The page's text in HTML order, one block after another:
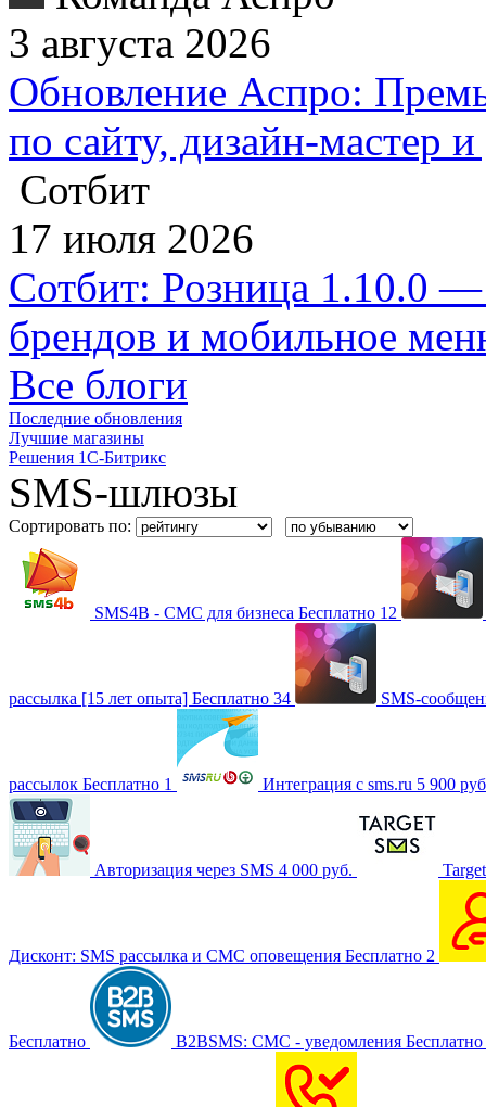
3 августа 2026
Обновление Аспро:
по сайту, дизайн-мастер
Сотбит
17 июля 2026
Сотбит: Розница 1.10.0 —
брендов и мобильное
Все блоги
Последние обновления
Лучшие магазины
Решения 1С-Битрикс
SMS-шлюзы
Сортировать по:
SMS4B - СМС для бизнеса Бесплатно 12
рассылка [15 лет опыта] Бесплатно 34 SMS-
рассылок Бесплатно 1 Интеграция с sms.ru 5 900
Авторизация через SMS 4 000 руб.
Дисконт: SMS рассылка и СМС оповещения Бесплатно 2
Бесплатно B2BSMS: СМС - уведомления Бесплатно